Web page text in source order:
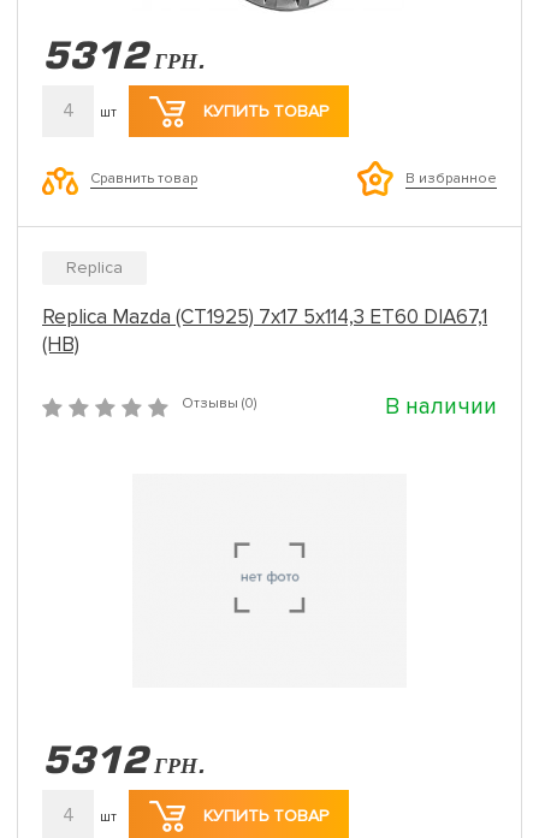
5312 ГРН.
4 шт КУПИТЬ ТОВАР
Сравнить товар В избранное
Replica
Replica Mazda (CT1925) 7x17 5x114,3 ET60 DIA67,1
(HB)
Отзывы (0) В наличии
5312 ГРН.
4 шт КУПИТЬ ТОВАР